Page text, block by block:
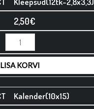
2,50€
LISA KORVI
Kalender(10x15)